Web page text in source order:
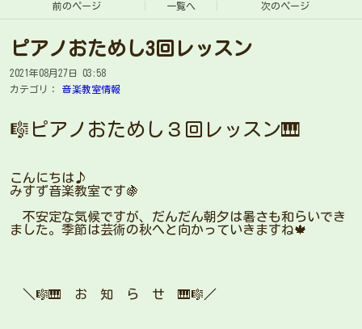
前のページ 一覧へ 次のページ
ピアノおためし3回レッスン
2021年08月27日 03:58
カテゴリ：
音楽教室情報
🎼ピアノおためし３回レッスン🎹
こんにちは♪
みすず音楽教室です🍇
不安定な気候ですが、だんだん朝夕は暑さも和らいでき
ました。季節は芸術の秋へと向かっていきますね🍁
＼🎼🎹 お 知 ら せ 🎹🎼／